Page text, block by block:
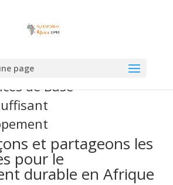
page
de Base
et partageons les
pour le
durable en Afrique